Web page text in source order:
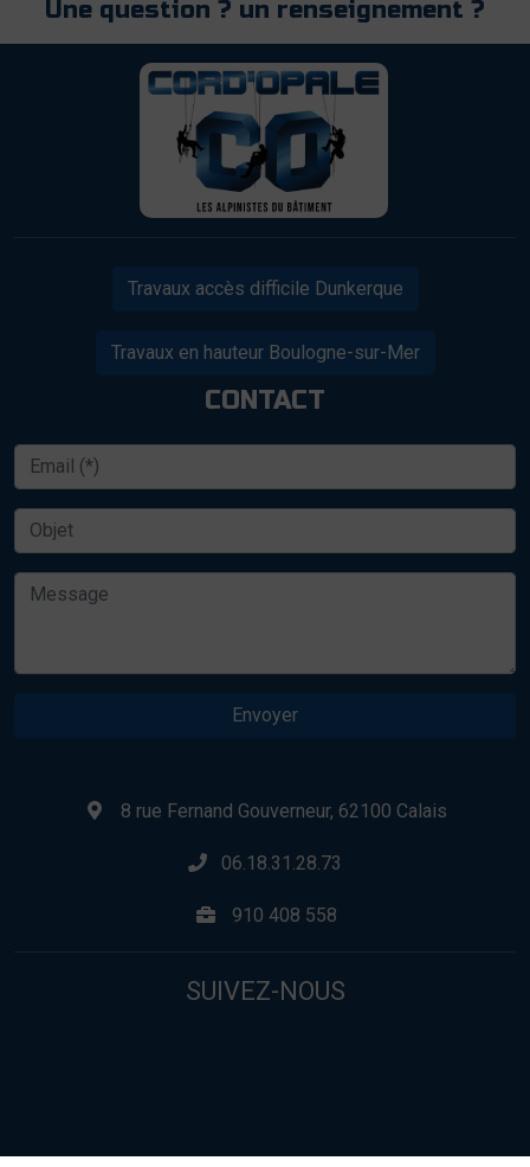
Une question ? un renseignement ?
Travaux accès difficile Dunkerque
Travaux en hauteur Boulogne-sur-Mer
CONTACT
Envoyer
8 rue Fernand Gouverneur, 62100 Calais
06.18.31.28.73
910 408 558
SUIVEZ-NOUS